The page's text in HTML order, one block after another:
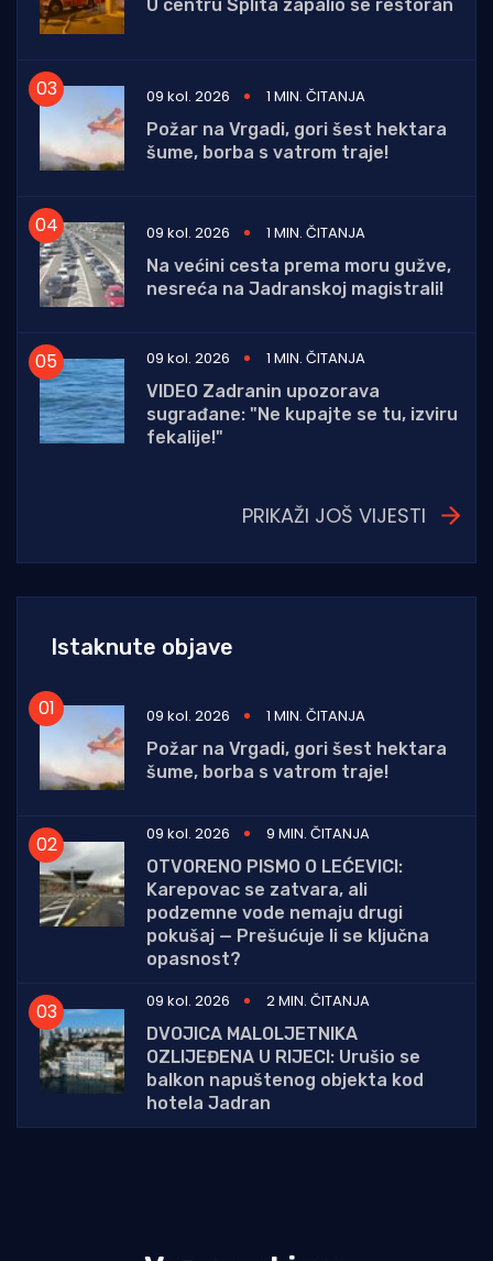
U centru Splita zapalio se restoran
09 kol. 2026
1 MIN. ČITANJA
Požar na Vrgadi, gori šest hektara
šume, borba s vatrom traje!
09 kol. 2026
1 MIN. ČITANJA
Na većini cesta prema moru gužve,
nesreća na Jadranskoj magistrali!
09 kol. 2026
1 MIN. ČITANJA
VIDEO Zadranin upozorava
sugrađane: "Ne kupajte se tu, izviru
fekalije!"
PRIKAŽI JOŠ VIJESTI
Istaknute objave
09 kol. 2026
1 MIN. ČITANJA
Požar na Vrgadi, gori šest hektara
šume, borba s vatrom traje!
09 kol. 2026
9 MIN. ČITANJA
OTVORENO PISMO O LEĆEVICI:
Karepovac se zatvara, ali
podzemne vode nemaju drugi
pokušaj — Prešućuje li se ključna
opasnost?
09 kol. 2026
2 MIN. ČITANJA
DVOJICA MALOLJETNIKA
OZLIJEĐENA U RIJECI: Urušio se
balkon napuštenog objekta kod
hotela Jadran